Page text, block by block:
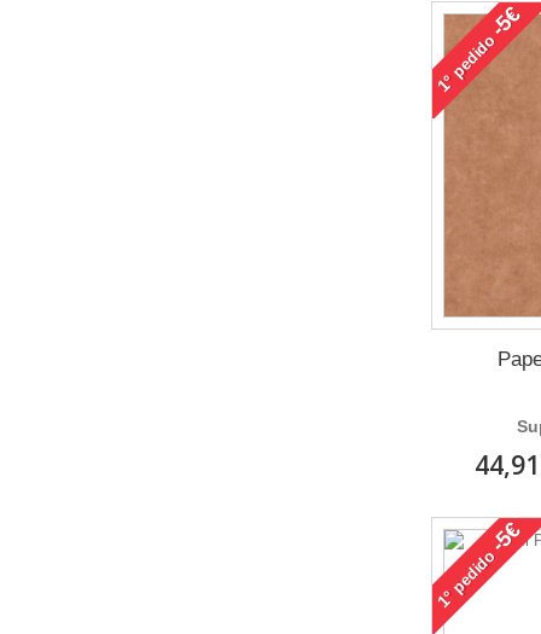
1°
pedido
-5€
1°
pedido
-5€